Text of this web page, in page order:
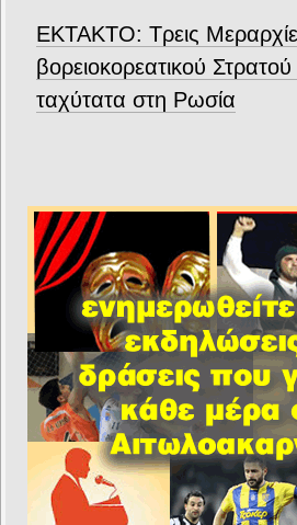
ΕΚΤΑΚΤΟ: Τρεις
βορειοκορεατικού
ταχύτατα στη Ρωσία